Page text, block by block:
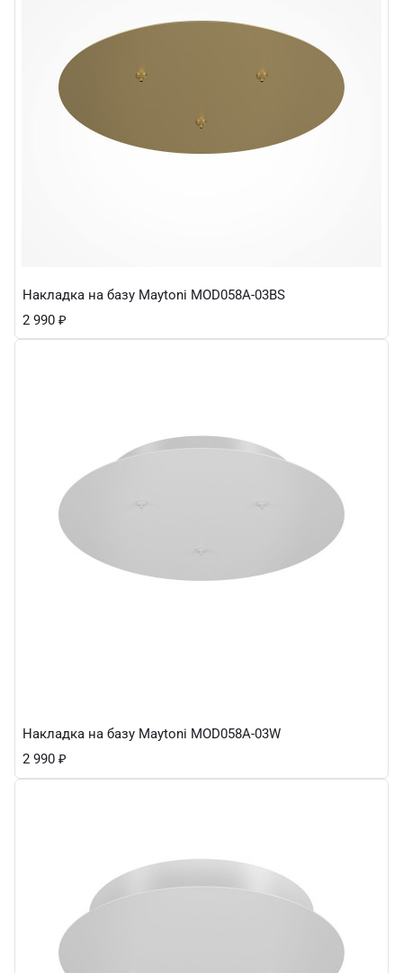
Накладка на базу Maytoni MOD058A-03BS
2 990 ₽
Накладка на базу Maytoni MOD058A-03W
2 990 ₽